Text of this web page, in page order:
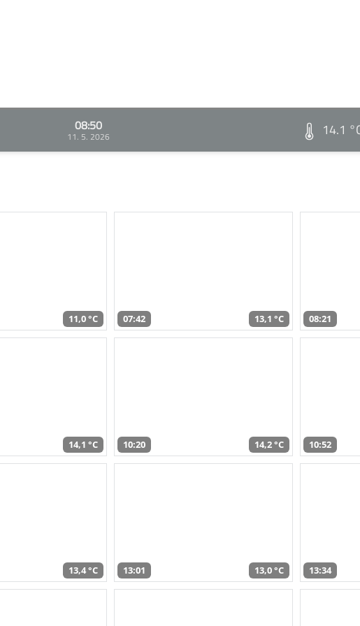
08:50
11. 5. 2026 14.1
11,0 °C 07:42 13,1 °C 08:21
14,1 °C 10:20 14,2 °C 10:52
13,4 °C 13:01 13,0 °C 13:34